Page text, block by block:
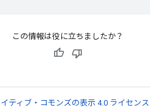
この情報は役に立ちましたか？
ティブ・コモンズの表示 4.0 ライセンス